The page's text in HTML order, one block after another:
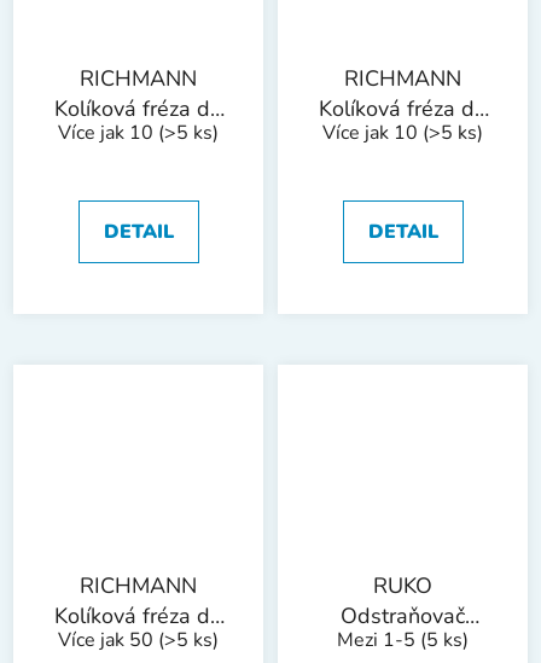
RICHMANN
Kolíková fréza do
kovu, stopka 6 mm
8x18 mm
Více jak 10 (>5 ks)
DETAIL
RICHMANN
Kolíková fréza do
kovu, stopka 6 mm
10x20 mm
Více jak 10 (>5 ks)
DETAIL
RICHMANN
Kolíková fréza do
kovu, stopka 6 mm
Více jak 50 (>5 ks)
RUKO
Odstraňovač
otřepů, sada B,
Mezi 1-5 (5 ks)